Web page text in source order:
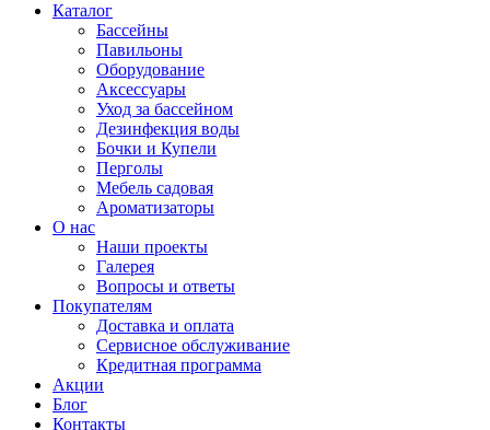
Каталог
Бассейны
Павильоны
Оборудование
Аксессуары
Уход за бассейном
Дезинфекция воды
Бочки и Купели
Перголы
Мебель садовая
Ароматизаторы
О нас
Наши проекты
Галерея
Вопросы и ответы
Покупателям
Доставка и оплата
Сервисное обслуживание
Кредитная программа
Акции
Блог
Контакты